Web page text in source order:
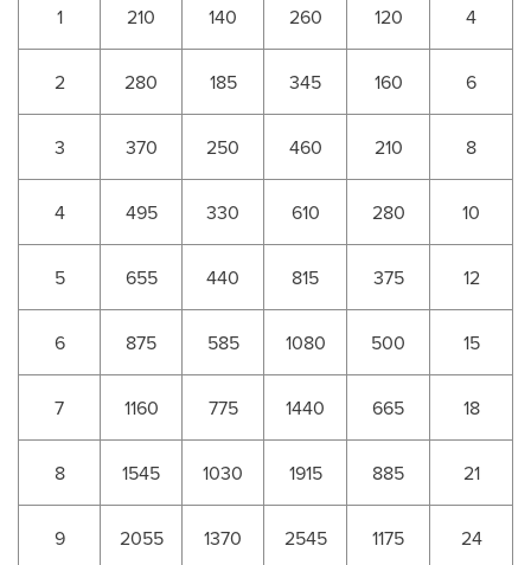
1 210 140 260 120 4
2 280 185 345 160 6
3 370 250 460 210 8
4 495 330 610 280 10
5 655 440 815 375 12
6 875 585 1080 500 15
7 1160 775 1440 665 18
8 1545 1030 1915 885 21
9 2055 1370 2545 1175 24